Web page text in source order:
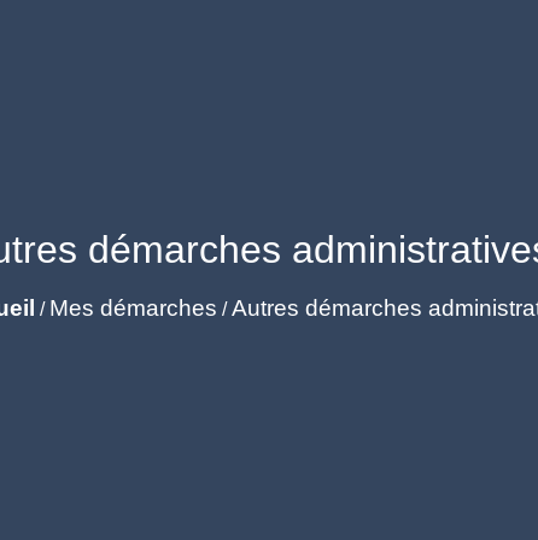
démarches
/ Mes démarches /Autres démarches